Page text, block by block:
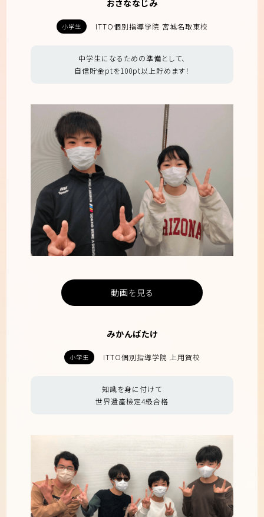
おさななじみ
小学生 ITTO個別指導学院 宮城名取東校
中学生になるための準備として、
自信貯金ptを100pt以上貯めます！
動画を見る
みかんばたけ
小学生 ITTO個別指導学院 上用賀校
知識を身に付けて
世界遺產檢定4級合格